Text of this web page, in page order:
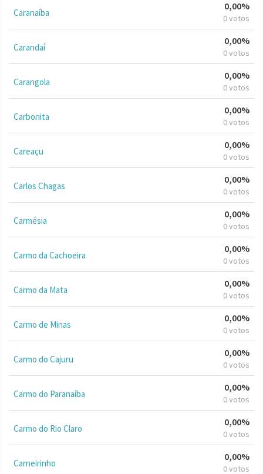
Caranaíba
0,00%
0 votos
Carandaí
0,00%
0 votos
Carangola
0,00%
0 votos
Carbonita
0,00%
0 votos
Careaçu
0,00%
0 votos
Carlos Chagas
0,00%
0 votos
Carmésia
0,00%
0 votos
Carmo da Cachoeira
0,00%
0 votos
Carmo da Mata
0,00%
0 votos
Carmo de Minas
0,00%
0 votos
Carmo do Cajuru
0,00%
0 votos
Carmo do Paranaíba
0,00%
0 votos
Carmo do Rio Claro
0,00%
0 votos
Carneirinho
0,00%
0 votos